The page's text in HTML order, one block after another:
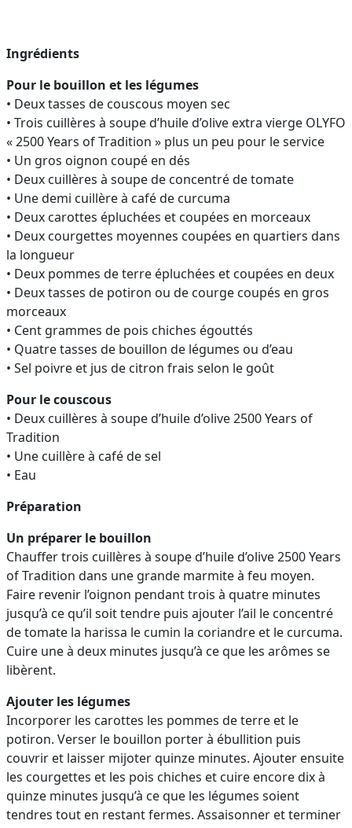
Ingrédients
Pour le bouillon et les légumes
• Deux tasses de couscous moyen sec
• Trois cuillères à soupe d’huile d’olive extra vierge OLYFO
« 2500 Years of Tradition » plus un peu pour le service
• Un gros oignon coupé en dés
• Deux cuillères à soupe de concentré de tomate
• Une demi cuillère à café de curcuma
• Deux carottes épluchées et coupées en morceaux
• Deux courgettes moyennes coupées en quartiers dans
la longueur
• Deux pommes de terre épluchées et coupées en deux
• Deux tasses de potiron ou de courge coupés en gros
morceaux
• Cent grammes de pois chiches égouttés
• Quatre tasses de bouillon de légumes ou d’eau
• Sel poivre et jus de citron frais selon le goût
Pour le couscous
• Deux cuillères à soupe d’huile d’olive 2500 Years of
Tradition
• Une cuillère à café de sel
• Eau
Préparation
Un préparer le bouillon
Chauffer trois cuillères à soupe d’huile d’olive 2500 Years
of Tradition dans une grande marmite à feu moyen.
Faire revenir l’oignon pendant trois à quatre minutes
jusqu’à ce qu’il soit tendre puis ajouter l’ail le concentré
de tomate la harissa le cumin la coriandre et le curcuma.
Cuire une à deux minutes jusqu’à ce que les arômes se
libèrent.
Ajouter les légumes
Incorporer les carottes les pommes de terre et le
potiron. Verser le bouillon porter à ébullition puis
couvrir et laisser mijoter quinze minutes. Ajouter ensuite
les courgettes et les pois chiches et cuire encore dix à
quinze minutes jusqu’à ce que les légumes soient
tendres tout en restant fermes. Assaisonner et terminer